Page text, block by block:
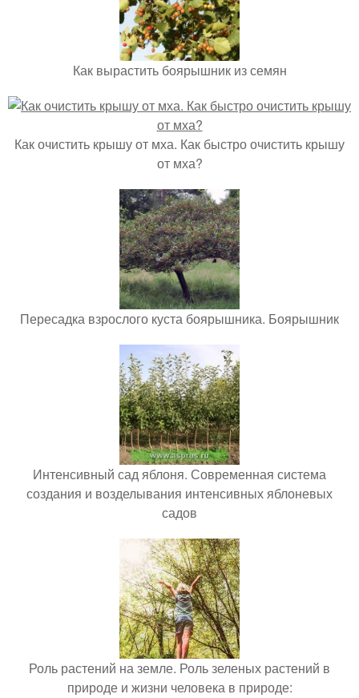
Как вырастить боярышник из семян
Как очистить крышу от мха. Как быстро очистить крышу
от мха?
Пересадка взрослого куста боярышника. Боярышник
Интенсивный сад яблоня. Современная система
создания и возделывания интенсивных яблоневых
садов
Роль растений на земле. Роль зеленых растений в
природе и жизни человека в природе: